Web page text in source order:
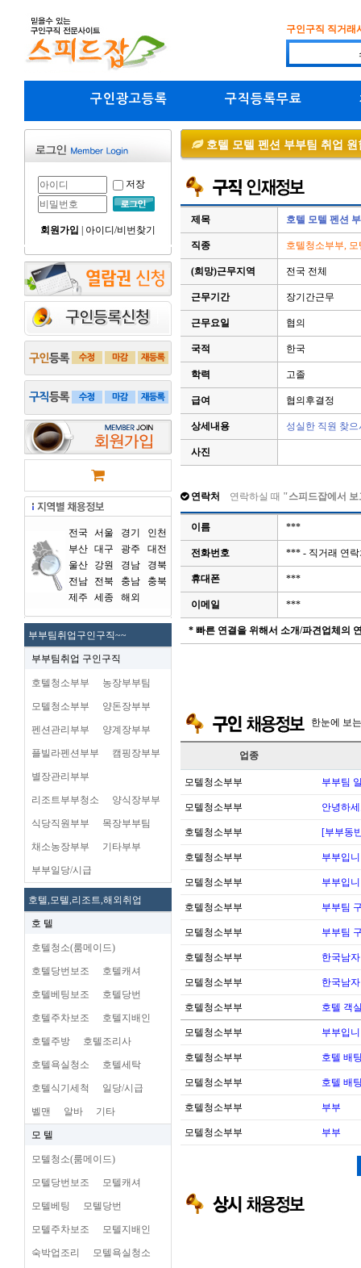
구인구직 직거래
구인광고등록 구직등록무료
저장
회원가입 아이디/비번찾기
전국 서울 경기
인천
부산 대구 광주
대전
울산
강원 경남
경북
전남
전북 충남
충북
제주
세종 해외
부부팀취업구인구직~~
부부팀취업 구인구직
호텔청소부부 농장부부팀
모텔청소부부 양돈장부부
펜션관리부부 양계장부부
플빌라펜션부부 캠핑장부부
별장관리부부
리조트부부청소 양식장부부
식당직원부부 목장부부팀
채소농장부부 기타부부
부부일당/시급
호텔,모텔,리조트,해외취업
호 텔
호텔청소(룸메이드)
호텔당번보조 호텔캐셔
호텔베팅보조 호텔당번
호텔주차보조 호텔지배인
호텔주방 호텔조리사
호텔욕실청소 호텔세탁
호텔식기세척 일당/시급
벨맨 알바 기타
모 텔
모텔청소(룸메이드)
모텔당번보조 모텔캐셔
모텔베팅 모텔당번
모텔주차보조 모텔지배인
숙박업조리 모텔욕실청소
호텔 모텔 펜션 부부팀 취업 원
제목 호텔 모텔 펜션
직종 호텔청소부부,
(희망)근무지역 전국 전체
근무기간 장기간근무
근무요일 협의
국적 한국
학력 고졸
급여 협의후결정
상세내용 성실한 직원 찾
사진
연락처 연락하실 때 "스피드잡에서
이름 ***
전화번호 *** - 직거래 연
휴대폰 ***
이메일 ***
* 빠른 연결을 위해서 소개/파견업체의
한눈에 보
업종
모텔청소부부 부부팀
모텔청소부부 안녕하
호텔청소부부 [부부동
호텔청소부부 부부입
모텔청소부부 부부입
호텔청소부부 부부팀
모텔청소부부 부부팀
호텔청소부부 한국남
모텔청소부부 한국남
호텔청소부부 호텔 객
모텔청소부부 부부입
호텔청소부부 호텔 배
모텔청소부부 호텔 배
호텔청소부부 부부
모텔청소부부 부부